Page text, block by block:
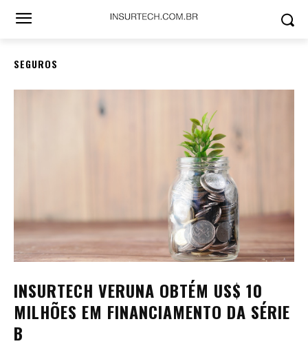
SEGUROS
INSURTECH VERUNA OBTÉM US$ 10
MILHÕES EM FINANCIAMENTO DA SÉRIE
B